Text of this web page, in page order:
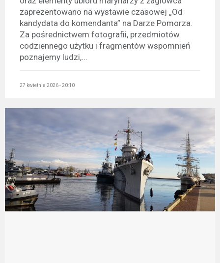
zaprezentowano na wystawie czasowej „Od
kandydata do komendanta” na Darze Pomorza.
Za pośrednictwem fotografii, przedmiotów
codziennego użytku i fragmentów wspomnień
poznajemy ludzi,...
27 kwietnia 2026 - 20:10